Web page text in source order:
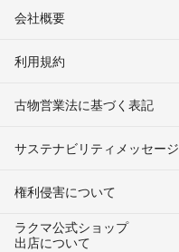
会社概要
利用規約
古物営業法に基づく表記
サステナビリティメッセージ
権利侵害について
ラクマ公式ショップ
出店について